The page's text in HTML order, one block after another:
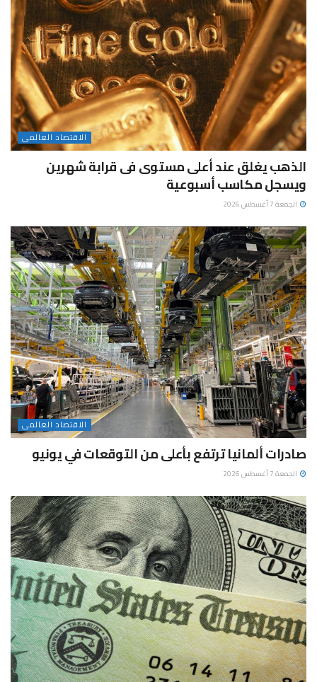
الاقتصاد العالمى
الذهب يغلق عند أعلى مستوى فى قرابة شهرين
ويسجل مكاسب أسبوعية
الجمعة 7 أغسطس 2026
الاقتصاد العالمى
صادرات ألمانيا ترتفع بأعلى من التوقعات في يونيو
الجمعة 7 أغسطس 2026